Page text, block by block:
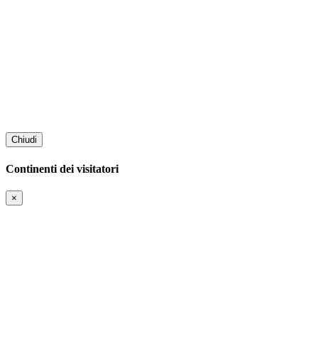
Chiudi
Continenti dei visitatori
×